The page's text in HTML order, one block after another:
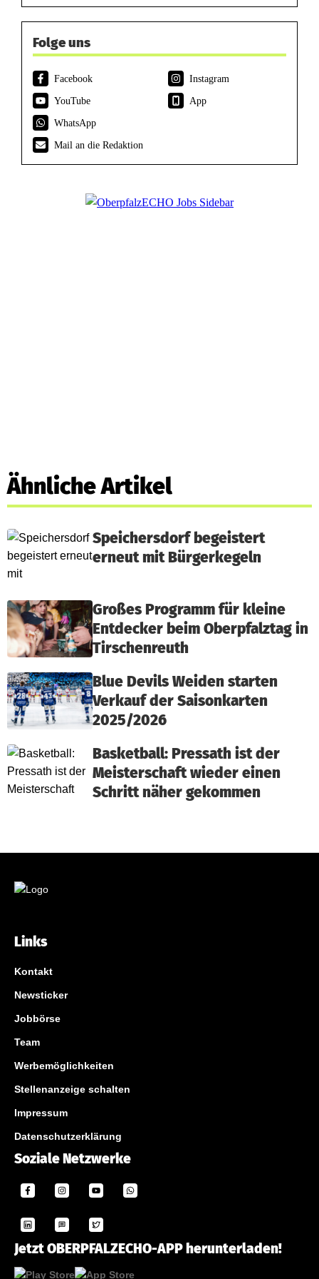
Folge uns
Facebook
Instagram
YouTube
App
WhatsApp
Mail an die Redaktion
Ähnliche Artikel
Speichersdorf begeistert
erneut mit Bürgerkegeln
Großes Programm für kleine
Entdecker beim Oberpfalztag in
Tirschenreuth
Blue Devils Weiden starten
Verkauf der Saisonkarten
2025/2026
Basketball: Pressath ist der
Meisterschaft wieder einen
Schritt näher gekommen
Links
Kontakt
Newsticker
Jobbörse
Team
Werbemöglichkeiten
Stellenanzeige schalten
Impressum
Datenschutzerklärung
Soziale Netzwerke
Jetzt OBERPFALZECHO-APP herunterladen!